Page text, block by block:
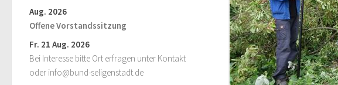
Aug. 2026
Offene Vorstandssitzung
Fr. 21 Aug. 2026
Bei Interesse bitte Ort erfragen unter Kontakt
oder info@bund-seligenstadt.de